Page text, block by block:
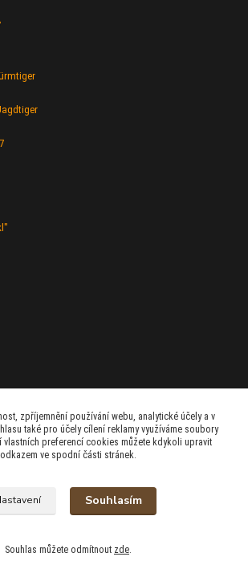
beami & coshboy © 2007-2026
zpříjemnění používání webu, analytické účely a v
také pro účely cílení reklamy využíváme soubory
vlastních preferencí cookies můžete kdykoli upravit
odkazem ve spodní části stránek.
Souhlasím
Souhlas můžete odmítnout zde.